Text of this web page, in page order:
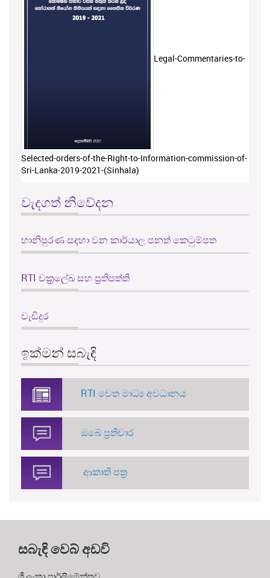
Legal-Commentaries-to-
Selected-orders-of-the-Right-to-Information-commission-of-
Sri-Lanka-2019-2021-(Sinhala)
වැදගත් නිවේදන
හානිපුරණ සදහා වන කාර්යාල පනත් කෙටුම්පත
RTI චක්‍රලේඛ සහ ප්‍රතිපත්ති
වැඩිදුර
ඉක්මන් සබැඳි
RTI වෙත මාධ්‍ය අවධානය
ඔබේ ප්‍රතිචාර
ආකෘති පත්‍ර
සබැඳි වෙබ් අඩවි
ශ්‍රී ලංකා පාර්ලිමේන්තුව